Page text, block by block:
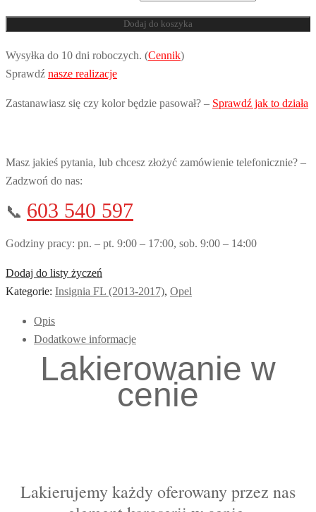
Dodaj do koszyka
Wysyłka do 10 dni roboczych. (Cennik)
Sprawdź nasze realizacje
Zastanawiasz się czy kolor będzie pasował? – Sprawdź jak to działa
Masz jakieś pytania, lub chcesz złożyć zamówienie telefonicznie? –
Zadzwoń do nas:
📞 603 540 597
Godziny pracy: pn. – pt. 9:00 – 17:00, sob. 9:00 – 14:00
Dodaj do listy życzeń
Kategorie: Insignia FL (2013-2017), Opel
Opis
Dodatkowe informacje
Lakierowanie w
cenie
Lakierujemy każdy oferowany przez nas